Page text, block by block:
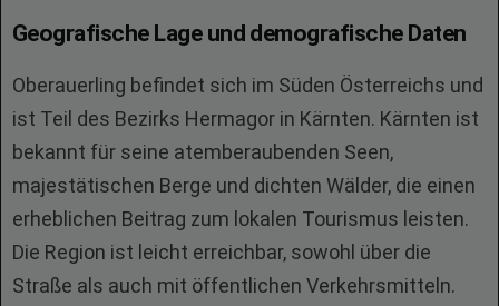
Geografische Lage und demografische Daten
Oberauerling befindet sich im Süden Österreichs und
ist Teil des Bezirks Hermagor in Kärnten. Kärnten ist
bekannt für seine atemberaubenden Seen,
majestätischen Berge und dichten Wälder, die einen
erheblichen Beitrag zum lokalen Tourismus leisten.
Die Region ist leicht erreichbar, sowohl über die
Straße als auch mit öffentlichen Verkehrsmitteln.